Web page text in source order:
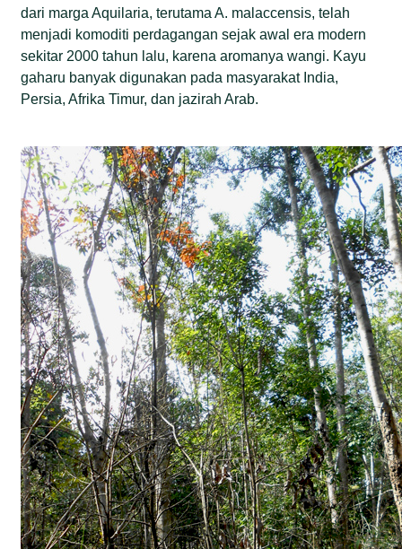
dari marga Aquilaria, terutama A. malaccensis, telah
menjadi komoditi perdagangan sejak awal era modern
sekitar 2000 tahun lalu, karena aromanya wangi. Kayu
gaharu banyak digunakan pada masyarakat India,
Persia, Afrika Timur, dan jazirah Arab.